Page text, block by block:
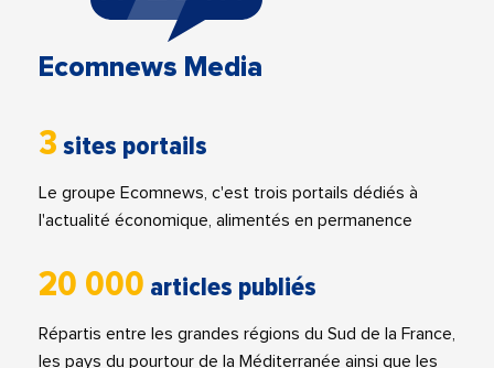
Ecomnews Media
3 sites portails
Le groupe Ecomnews, c'est trois portails dédiés à
l'actualité économique, alimentés en permanence
20 000 articles publiés
Répartis entre les grandes régions du Sud de la France,
les pays du pourtour de la Méditerranée ainsi que les